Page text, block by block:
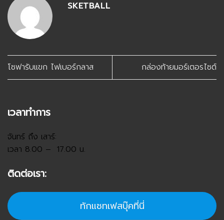
SKETBALL
โซฟารับแขก ไฟเบอร์กลาส กล่องท้ายมอร์เตอรไซต์
เวลาทำการ
จันทร์ ถึง เสาร์:
เวลา 8.00 – 17.00 น.
ติดต่อเรา:
ทักแชทเฟสบุ๊คที่นี่